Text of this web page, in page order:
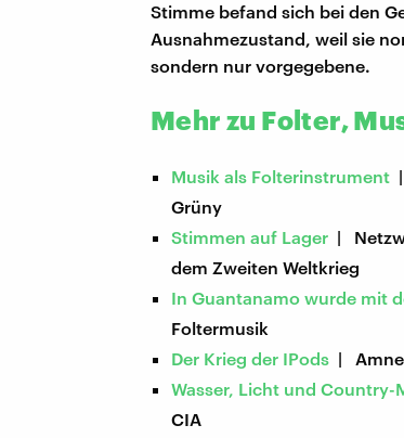
Stimme befand sich bei den
Ausnahmezustand, weil sie
sondern nur vorgegebene.
Mehr zu Folter,
Musik als Folterinstrument
Grüny
Stimmen auf Lager |
dem Zweiten Weltkrieg
In Guantanamo wurde mit
Foltermusik
Der Krieg der IPods |
Wasser, Licht und Country-
CIA